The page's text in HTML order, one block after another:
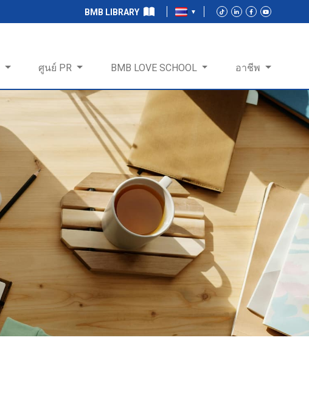
BMB LIBRARY
ศูนย์ PR BMB LOVE SCHOOL อาชีพ